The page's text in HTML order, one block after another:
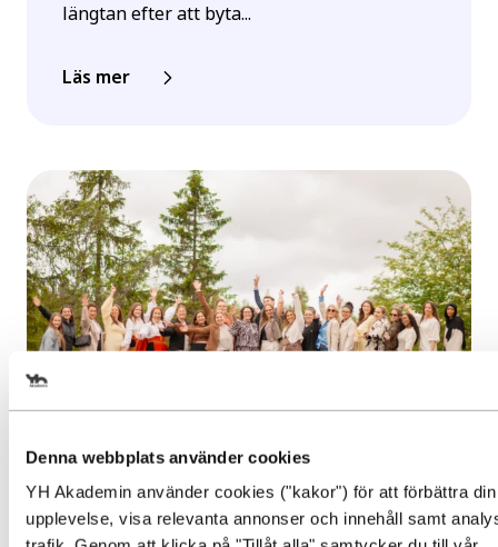
Denna webbplats använder cookies
YH Akademin använder cookies ("kakor") för att förbättra din
upplevelse, visa relevanta annonser och innehåll samt
längtan efter att byta...
Läs mer
Inspiration, Nyhet
Examen i gruvmiljö för
Affärsutvecklare besöksnäring
Gör en intresseanmälan för att
mer information om den här
Behörighet. Det här behöver du